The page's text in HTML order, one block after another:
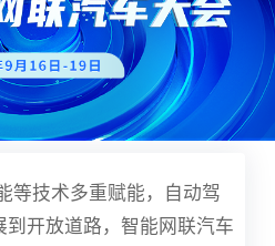
等技术多重赋能，自动驾
开放道路，智能网联汽车